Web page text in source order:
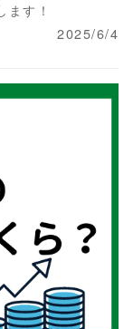
す！
2025/6/4